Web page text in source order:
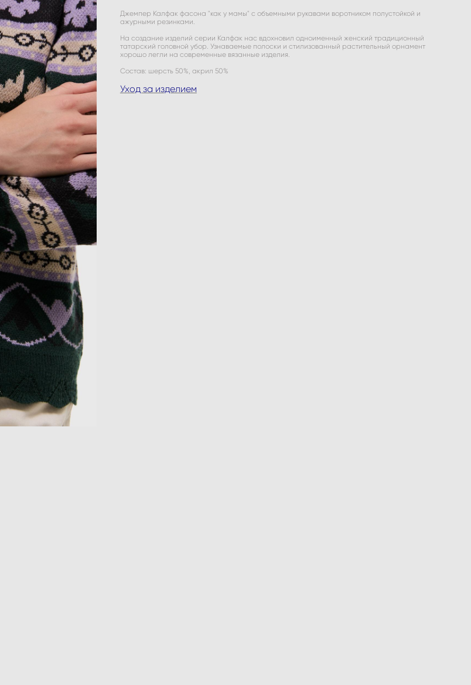
Джемпер Калфак фасона "как у мамы" с объемными рукавами воротником полустойкой и
ажурными резинками.
На создание изделий серии Калфак нас вдохновил одноименный женский традиционный
татарский головной убор. Узнаваемые полоски и стилизованный растительный орнамент
хорошо легли на современные вязанные изделия.
Состав: шерсть 50%, акрил 50%
Уход за изделием